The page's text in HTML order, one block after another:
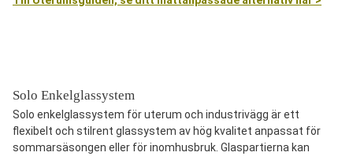
Solo Enkelglassystem
Solo enkelglassystem för uterum och industrivägg är ett
flexibelt och stilrent glassystem av hög kvalitet anpassat för
sommarsäsongen eller för inomhusbruk. Glaspartierna kan